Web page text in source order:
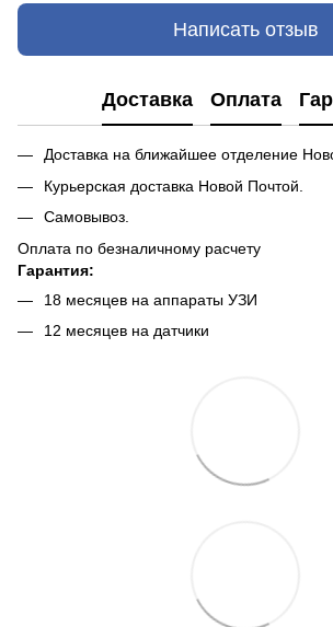
Написать отзыв
Доставка Оплата
Доставка на ближайшее отделение
Курьерская доставка Новой Почтой.
Самовывоз.
Оплата по безналичному расчету
Гарантия:
18 месяцев на аппараты УЗИ
12 месяцев на датчики